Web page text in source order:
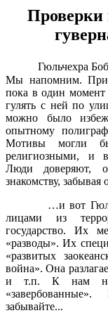
Проверки
Гюльчехра
Мы напомним.
пока в один момент
гулять с ней по
можно было
опытному
Мотивы могли
религиозными, и
Люди доверяют,
знакомству, забывая
…и вот
лицами из
государство. Их
«разводы». Их
«развитых
война». Она
и т.п. К нам на
забывайте...